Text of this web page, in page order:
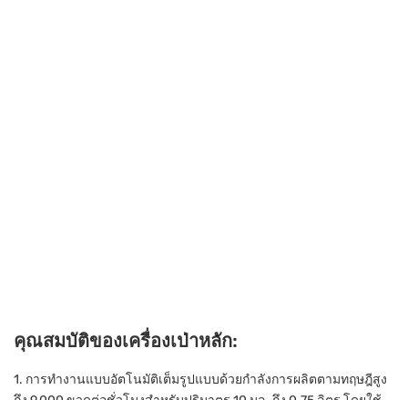
คุณสมบัติของเครื่องเป่าหลัก:
1. การทำงานแบบอัตโนมัติเต็มรูปแบบด้วยกำลังการผลิตตามทฤษฎีสูง